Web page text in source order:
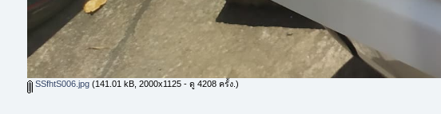
SSfhtS006.jpg (141.01 kB, 2000x1125 - ดู 4208 ครั้ง.)